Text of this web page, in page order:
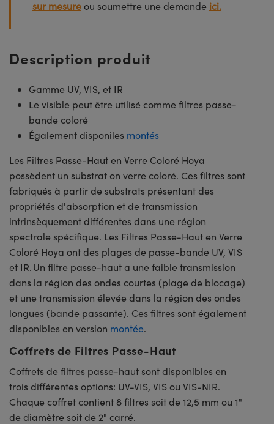
sur mesure ou soumettre une demande ici.
Description produit
Gamme UV, VIS, et IR
Le visible peut être utilisé comme filtres passe-
bande coloré
Également disponiles montés
Les Filtres Passe-Haut en Verre Coloré Hoya
possèdent un substrat on verre coloré. Ces filtres sont
fabriqués à partir de substrats présentant des
propriétés d'absorption et de transmission
intrinsèquement différentes dans une région
spectrale spécifique. Les Filtres Passe-Haut en Verre
Coloré Hoya ont des plages de passe-bande UV, VIS
et IR. Un filtre passe-haut a une faible transmission
dans la région des ondes courtes (plage de blocage)
et une transmission élevée dans la région des ondes
longues (bande passante). Ces filtres sont également
disponibles en version montée.
Coffrets de Filtres Passe-Haut
Coffrets de filtres passe-haut sont disponibles en
trois différentes options: UV-VIS, VIS ou VIS-NIR.
Chaque coffret contient 8 filtres soit de 12,5 mm ou 1"
de diamètre soit de 2" carré.